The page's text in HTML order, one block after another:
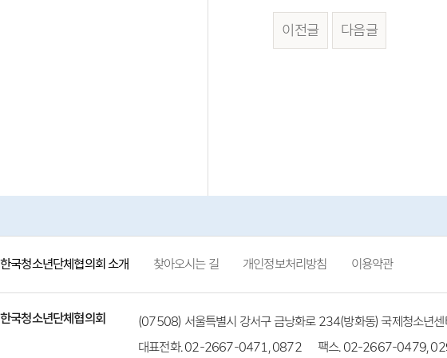
이전글 다음글
한국청소년단체협의회 소개 찾아오시는 길 개인정보처리방침 이용약관
한국청소년단체협의회
(07508) 서울특별시 강서구 금낭화로 234(방화동) 국제청소년
대표전화. 02-2667-0471, 0872
팩스. 02-2667-0479,